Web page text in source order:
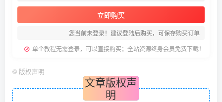
立即购买
您当前未登录！建议登陆后购买，可保存购买订单
单个教程无需登录，可以直接购买；全站资源终身会员免费下载！
© 版权声明
文章版权声
明